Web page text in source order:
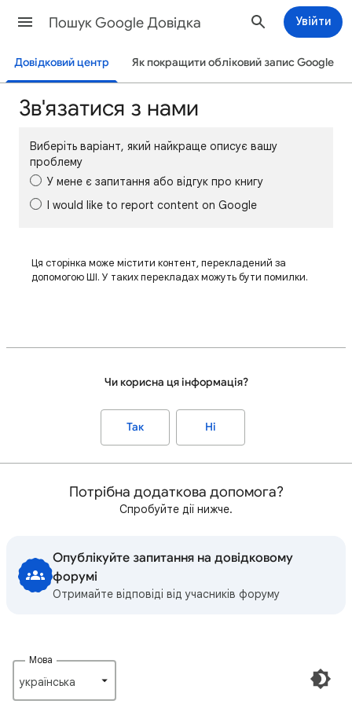
Пошук Google Довідка Увійти
Довідковий центр Як покращити обліковий запис Google
Зв'язатися з нами
Виберіть варіант, який найкраще описує вашу
проблему
У мене є запитання або відгук про книгу
I would like to report content on Google
Ця сторінка може містити контент, перекладений за
допомогою ШІ. У таких перекладах можуть бути помилки.
Чи корисна ця інформація?
Так Ні
Потрібна додаткова допомога?
Спробуйте дії нижче.
Опублікуйте запитання на довідковому
форумі
Отримайте відповіді від учасників форуму
Мова
українська‎